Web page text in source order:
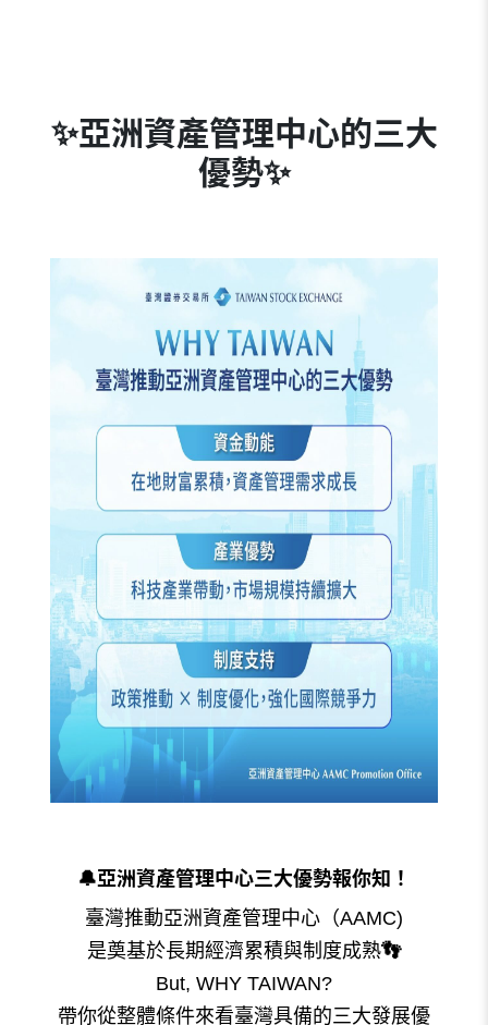
✨亞洲資產管理中心的三大
優勢✨
🔔亞洲資產管理中心三大優勢報你知！
臺灣推動亞洲資產管理中心（AAMC)
是奠基於長期經濟累積與制度成熟👣
But, WHY TAIWAN?
帶你從整體條件來看臺灣具備的三大發展優